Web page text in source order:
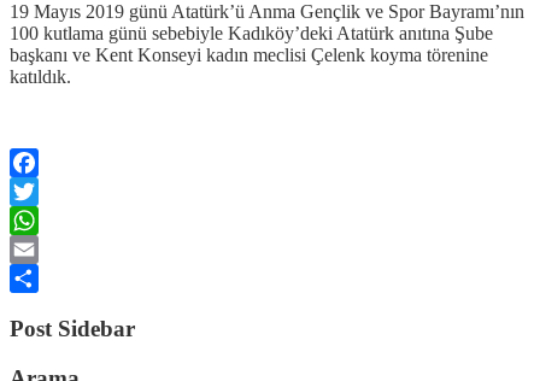
19 Mayıs 2019 günü Atatürk’ü Anma Gençlik ve Spor Bayramı’nın
100 kutlama günü sebebiyle Kadıköy’deki Atatürk anıtına Şube
başkanı ve Kent Konseyi kadın meclisi Çelenk koyma törenine
katıldık.
Facebook
Twitter
WhatsApp
Email
Post Sidebar